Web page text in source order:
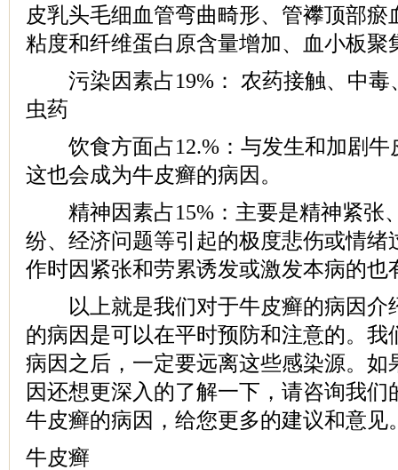
皮乳头毛细血管弯曲畸形、管襻顶部瘀
粘度和纤维蛋白原含量增加、血小板聚
污染因素占19%： 农药接触、中毒
虫药
饮食方面占12.%：与发生和加剧牛
这也会成为牛皮癣的病因。
精神因素占15%：主要是精神紧张
纷、经济问题等引起的极度悲伤或情绪
作时因紧张和劳累诱发或激发本病的也
以上就是我们对于牛皮癣的病因介
的病因是可以在平时预防和注意的。我
病因之后，一定要远离这些感染源。如
因还想更深入的了解一下，请咨询我们
牛皮癣的病因，给您更多的建议和意见
牛皮癣